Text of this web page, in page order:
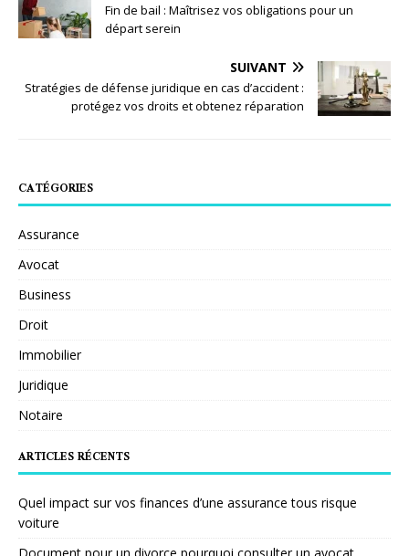
Fin de bail : Maîtrisez vos obligations pour un
départ serein
SUIVANT
Stratégies de défense juridique en cas d’accident :
protégez vos droits et obtenez réparation
CATÉGORIES
Assurance
Avocat
Business
Droit
Immobilier
Juridique
Notaire
ARTICLES RÉCENTS
Quel impact sur vos finances d’une assurance tous risque
voiture
Document pour un divorce pourquoi consulter un avocat